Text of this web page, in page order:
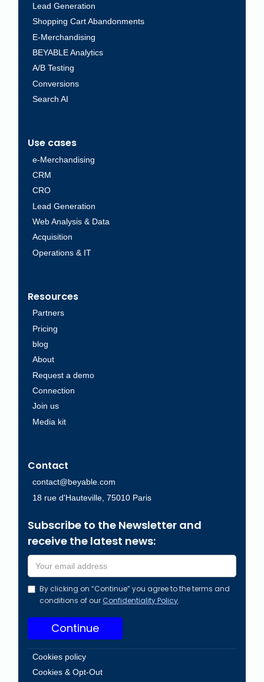
Lead Generation
Shopping Cart Abandonments
E-Merchandising
BEYABLE Analytics
A/B Testing
Conversions
Search AI
Use cases
e-Merchandising
CRM
CRO
Lead Generation
Web Analysis & Data
Acquisition
Operations & IT
Resources
Partners
Pricing
blog
About
Request a demo
Connection
Join us
Media kit
Contact
contact@beyable.com
18 rue d'Hauteville, 75010 Paris
Subscribe to the Newsletter and
receive the latest news:
By clicking on “Continue” you agree to the terms and
conditions of our Confidentiality Policy.
Cookies policy
Cookies & Opt-Out